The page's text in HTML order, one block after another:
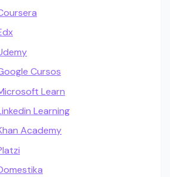
Cursos
Learn
Learning
Academy